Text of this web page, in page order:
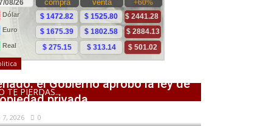
TE PIERDAS...
el Gobierno aprobó la ley de
privada,...
7, 2026 0